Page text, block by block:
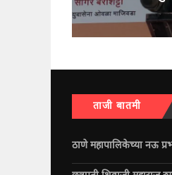
ताजी बातमी
ठाणे महापालिकेच्या नऊ